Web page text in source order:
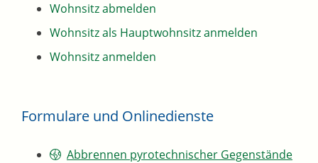
Wohnsitz abmelden
Wohnsitz als Hauptwohnsitz anmelden
Wohnsitz anmelden
Formulare und Onlinedienste
Abbrennen pyrotechnischer Gegenstände